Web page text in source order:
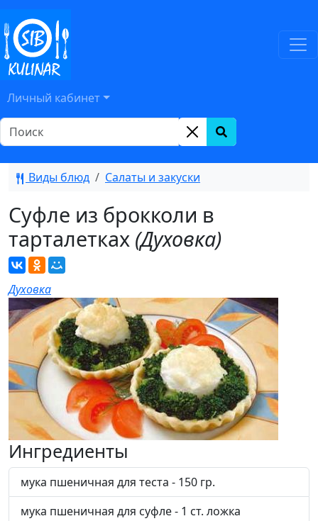
Личный кабинет
Виды блюд Салаты и закуски
Суфле из брокколи в
тарталетках (Духовка)
Духовка
Ингредиенты
мука пшеничная для теста - 150 гр.
мука пшеничная для суфле - 1 ст. ложка